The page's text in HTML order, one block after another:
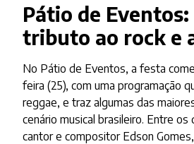
Pátio de Eventos:
tributo ao rock e
No Pátio de Eventos, a festa
feira (25), com uma programação
reggae, e traz algumas das
cenário musical brasileiro. Entre
cantor e compositor Edson